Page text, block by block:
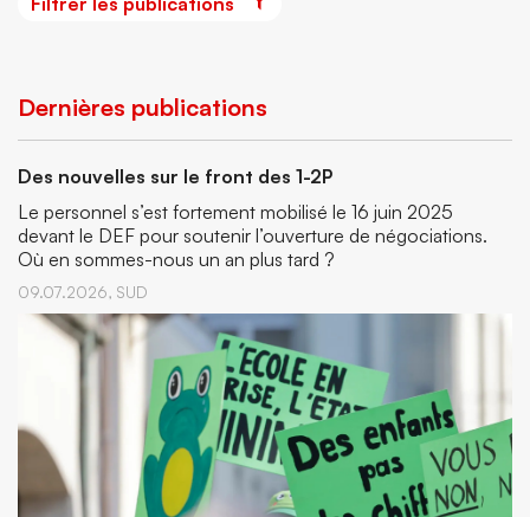
Dernières publications
Des nouvelles sur le front des 1-2P
Le personnel s’est fortement mobilisé le 16 juin 2025
devant le DEF pour soutenir l’ouverture de négociations.
Où en sommes-nous un an plus tard ?
09.07.2026, SUD